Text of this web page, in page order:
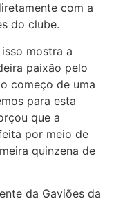
com a
do clube.
mostra a
paixão pelo
começo de uma
para esta
que a
por meio de
quinzena de
da Gaviões da